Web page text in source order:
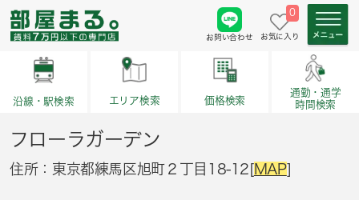
お問い合わせ
0
お気に入り
沿線・駅検索 エリア検索 価格検索
通勤・通学
時間検索
フローラガーデン
住所：東京都練馬区旭町２丁目18-12[MAP]